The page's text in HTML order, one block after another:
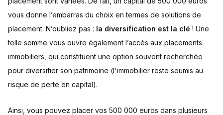
vous donne l’embarras du choix en termes de solutions de
placement. N’oubliez pas : la diversification est la clé ! Une
telle somme vous ouvre également l’accès aux placements
immobiliers, qui constituent une option souvent recherchée
pour diversifier son patrimoine (l'immobilier reste soumis au
risque de perte en capital).
Ainsi, vous pouvez placer vos 500 000 euros dans plusieurs